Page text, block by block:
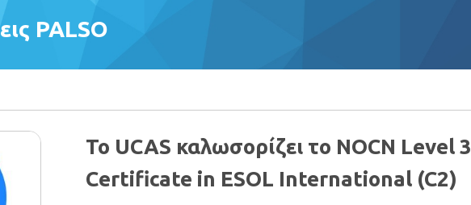
PALSO
Το UCAS καλωσορίζει το NOCN Level 3
Certificate in ESOL International (C2)